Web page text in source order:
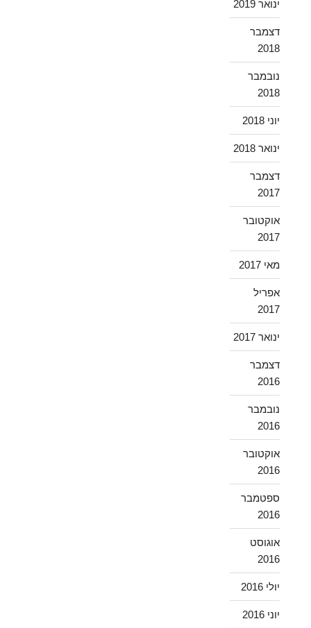
ינואר 2019
דצמבר
2018
נובמבר
2018
יוני 2018
ינואר 2018
דצמבר
2017
אוקטובר
2017
מאי 2017
אפריל
2017
ינואר 2017
דצמבר
2016
נובמבר
2016
אוקטובר
2016
ספטמבר
2016
אוגוסט
2016
יולי 2016
יוני 2016